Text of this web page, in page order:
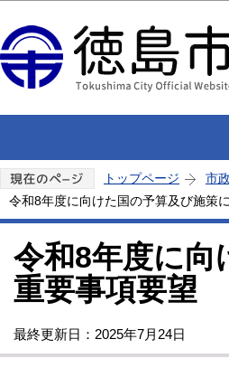
トップページ 市
令和8年度に向けた国の予算及び施策
令和8年度に向
重要事項要望
最終更新日：2025年7月24日